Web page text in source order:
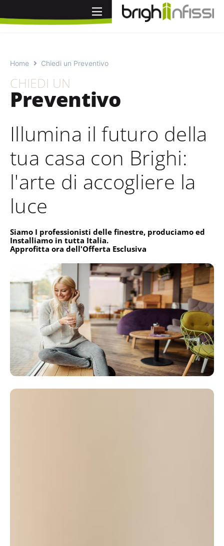
al
Home Chiedi un Preventivo
CHIEDI UN
Preventivo
Illumina il futuro della
tua casa con Brighi:
l'arte di accogliere la
luce
Siamo I professionisti delle finestre, produciamo ed
Installiamo in tutta Italia.
Approfitta ora dell'Offerta Esclusiva